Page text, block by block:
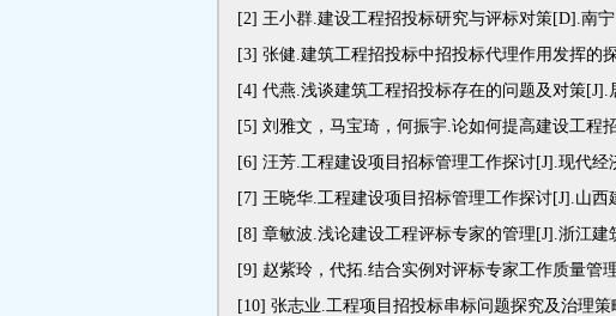
[2] 王小群.建设工程招投标研究与评标对策[D].南
[3] 张健.建筑工程招投标中招投标代理作用发挥的
[4] 代燕.浅谈建筑工程招投标存在的问题及对策[J].
[5] 刘雅文，马宝琦，何振宇.论如何提高建设工程
[6] 汪芳.工程建设项目招标管理工作探讨[J].现代经
[7] 王晓华.工程建设项目招标管理工作探讨[J].山西
[8] 章敏波.浅论建设工程评标专家的管理[J].浙江建
[9] 赵紫玲，代拓.结合实例对评标专家工作质量管
[10] 张志业.工程项目招投标串标问题探究及治理策